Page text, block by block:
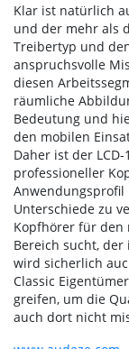
Klar ist natürlich
und der mehr als
Treibertyp und
anspruchsvolle
diesen
räumliche
Bedeutung und
den mobilen
Daher ist der
professioneller
Anwendungsprofil
Unterschiede zu
Kopfhörer für den
Bereich sucht,
wird sicherlich
Classic
greifen, um die
auch dort nicht